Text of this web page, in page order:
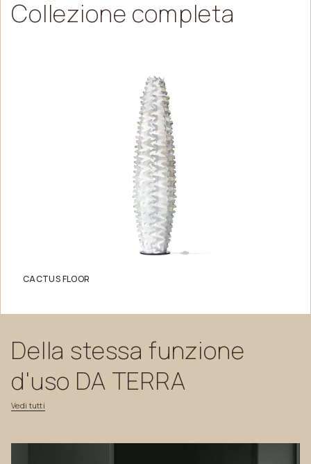
Collezione completa
CACTUS FLOOR
Vedi tutti
Della stessa funzione
d'uso DA TERRA